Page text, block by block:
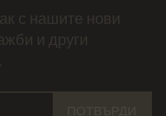
с нашите нови
и други